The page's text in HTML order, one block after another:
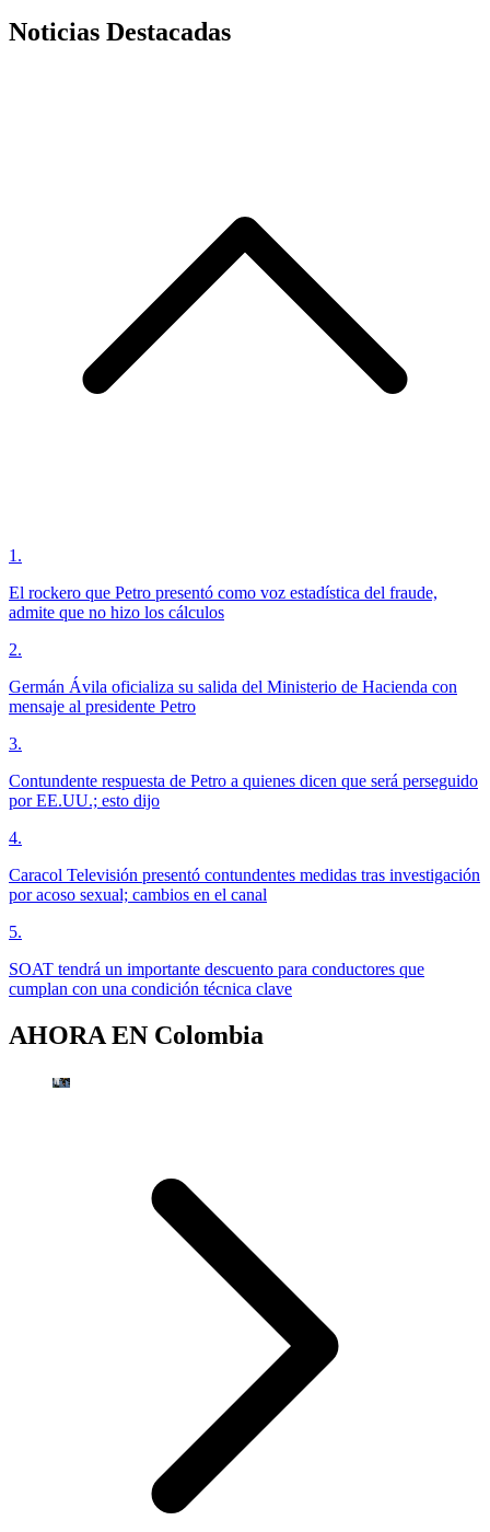
Noticias Destacadas
1 .
El rockero que Petro presentó como voz estadística del fraude,
admite que no hizo los cálculos
2.
Germán Ávila oficializa su salida del Ministerio de Hacienda con
mensaje al presidente Petro
3.
Contundente respuesta de Petro a quienes dicen que será perseguido
por EE.UU.; esto dijo
4.
Caracol Televisión presentó contundentes medidas tras investigación
por acoso sexual; cambios en el canal
5.
SOAT tendrá un importante descuento para conductores que
cumplan con una condición técnica clave
AHORA EN Colombia